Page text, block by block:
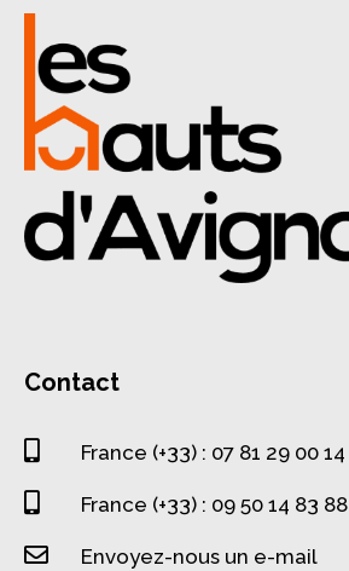
Contact
 France (+33) : 07 81 29 00 14
 France (+33) : 09 50 14 83 88
 Envoyez-nous un e-mail